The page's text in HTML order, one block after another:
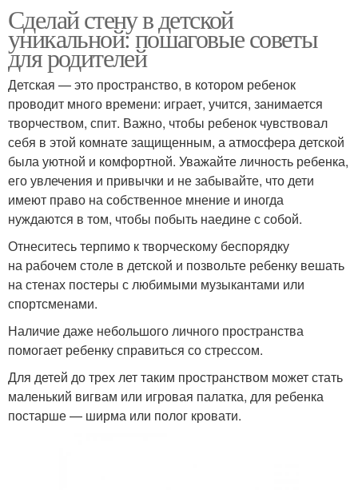
Сделай стену в детской
уникальной: пошаговые советы
для родителей
Детская — это пространство, в котором ребенок
проводит много времени: играет, учится, занимается
творчеством, спит. Важно, чтобы ребенок чувствовал
себя в этой комнате защищенным, а атмосфера детской
была уютной и комфортной. Уважайте личность ребенка,
его увлечения и привычки и не забывайте, что дети
имеют право на собственное мнение и иногда
нуждаются в том, чтобы побыть наедине с собой.
Отнеситесь терпимо к творческому беспорядку
на рабочем столе в детской и позвольте ребенку вешать
на стенах постеры с любимыми музыкантами или
спортсменами.
Наличие даже небольшого личного пространства
помогает ребенку справиться со стрессом.
Для детей до трех лет таким пространством может стать
маленький вигвам или игровая палатка, для ребенка
постарше — ширма или полог кровати.